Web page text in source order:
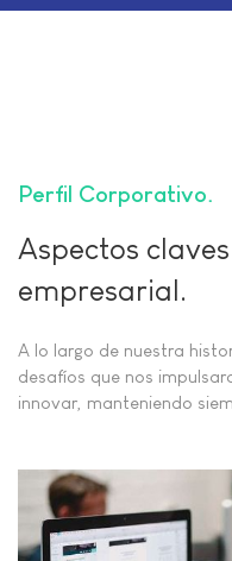
Perfil Corporativo
Aspectos
empresarial.
A lo largo de nuestra
desafíos que nos
innovar, manteniendo